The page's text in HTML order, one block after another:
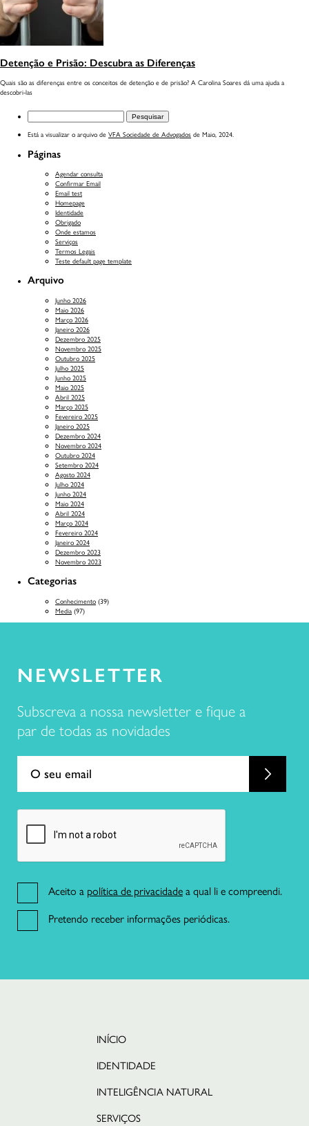
21 191 46 82
R. da Misericórdia 17 2º dto, 1200-270 Lisboa
Detenção e Prisão: Descubra as Diferenças
Quais são as diferenças entre os conceitos de detenção e de prisão? A Carolina Soares dá uma ajuda a
descobri-las
por:
Está a visualizar o arquivo de VFA Sociedade de Advogados de Maio, 2024.
Páginas
Agendar consulta
Confirmar Email
Email test
Homepage
Identidade
Obrigado
Onde estamos
Serviços
Termos Legais
Teste default page template
Arquivo
Junho 2026
Maio 2026
Março 2026
Janeiro 2026
Dezembro 2025
Novembro 2025
Outubro 2025
Julho 2025
Junho 2025
Maio 2025
Abril 2025
Março 2025
Fevereiro 2025
Janeiro 2025
Dezembro 2024
Novembro 2024
Outubro 2024
Setembro 2024
Agosto 2024
Julho 2024
Junho 2024
Maio 2024
Abril 2024
Março 2024
Fevereiro 2024
Janeiro 2024
Dezembro 2023
Novembro 2023
Categorias
Conhecimento (39)
Media (97)
NEWSLETTER
Subscreva a nossa newsletter e fique a
par de todas as novidades
Aceito a política de privacidadea qual li e compreendi.
Pretendo receber informações periódicas.
INÍCIO
IDENTIDADE
INTELIGÊNCIA NATURAL
SERVIÇOS